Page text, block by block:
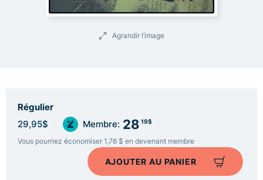
Agrandir l’image
Régulier
29,95$ Membre: 28 19$
Vous pourriez économiser 1,76 $ en devenant membre
AJOUTER AU PANIER